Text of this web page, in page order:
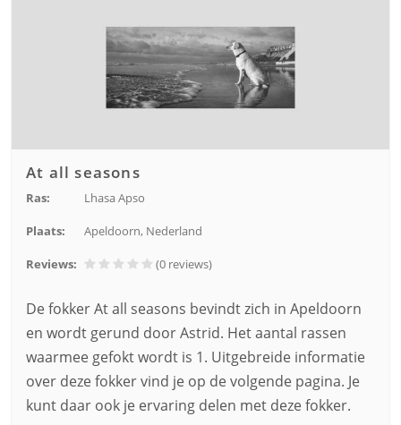
At all seasons
Ras: Lhasa Apso
Plaats: Apeldoorn, Nederland
Reviews: (0 reviews)
De fokker At all seasons bevindt zich in Apeldoorn
en wordt gerund door Astrid. Het aantal rassen
waarmee gefokt wordt is 1. Uitgebreide informatie
over deze fokker vind je op de volgende pagina. Je
kunt daar ook je ervaring delen met deze fokker.